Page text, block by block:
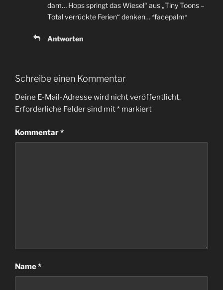
dam… Hops springt das Wiesel“ aus „Tiny Toons –
Total verrückte Ferien“ denken… *facepalm*
Antworten
Schreibe einen Kommentar
Deine E-Mail-Adresse wird nicht veröffentlicht.
Erforderliche Felder sind mit* markiert
Kommentar*
Name*